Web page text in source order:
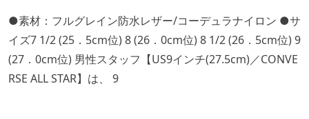
●素材：フルグレイン防水レザー/コーデュラナイロン ●サ
イズ7 1/2 (25．5cm位) 8 (26．0cm位) 8 1/2 (26．5cm位) 9
(27．0cm位) 男性スタッフ【US9インチ(27.5cm)／CONVE
RSE ALL STAR】は、 9